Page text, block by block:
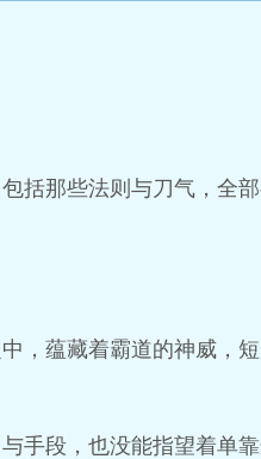
括那些法则与刀气，全
，蕴藏着霸道的神威，
手段，也没能指望着单